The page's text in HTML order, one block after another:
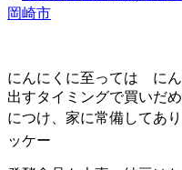
にんにくに至っては に
出すタイミングで買いだ
につけ、家に常備してあ
ッケー